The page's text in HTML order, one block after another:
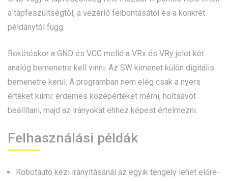
a tápfeszültségtől, a vezérlő felbontásától és a konkrét
példánytól függ.
Bekötéskor a GND és VCC mellé a VRx és VRy jelet két
analóg bemenetre kell vinni. Az SW kimenet külön digitális
bemenetre kerül. A programban nem elég csak a nyers
értéket kiírni: érdemes középértéket mérni, holtsávot
beállítani, majd az irányokat ehhez képest értelmezni.
Felhasználási példák
Robotautó kézi irányításánál az egyik tengely lehet előre-